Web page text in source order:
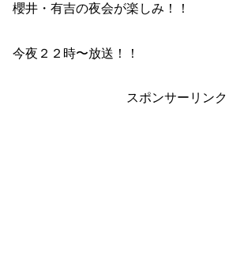
櫻井・有吉の夜会が楽しみ！！
今夜２２時〜放送！！
スポンサーリンク